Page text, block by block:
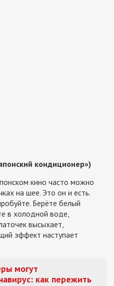
кондиционер»)
кино часто можно
на шее. Это он и есть.
Берёте белый
в холодной воде,
высыхает,
эффект наступает
могут
как пережить